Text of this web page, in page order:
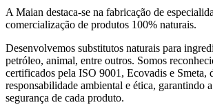
A Maian destaca-se na fabricação de
comercialização de produtos 100% naturais.
Desenvolvemos substitutos naturais para
petróleo, animal, entre outros. Somos
certificados pela ISO 9001, Ecovadis e Smeta,
responsabilidade ambiental e ética, garantindo
segurança de cada produto.